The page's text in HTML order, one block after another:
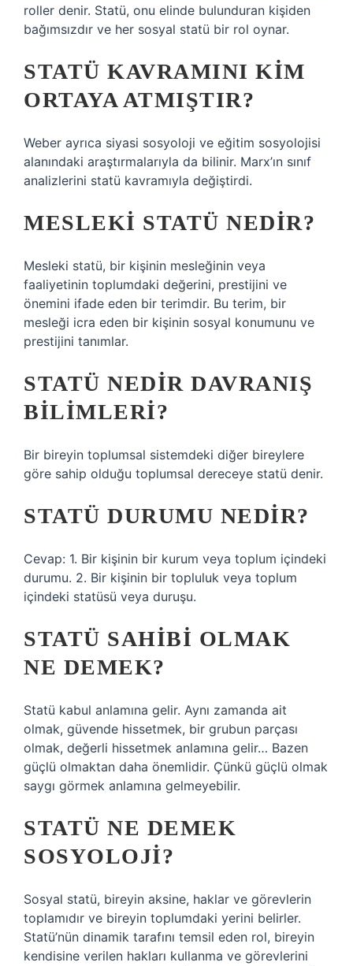
roller denir. Statü, onu elinde bulunduran kişiden
bağımsızdır ve her sosyal statü bir rol oynar.
STATÜ KAVRAMINI KIM
ORTAYA ATMIŞTIR?
Weber ayrıca siyasi sosyoloji ve eğitim sosyolojisi
alanındaki araştırmalarıyla da bilinir. Marx’ın sınıf
analizlerini statü kavramıyla değiştirdi.
MESLEKI STATÜ NEDIR?
Mesleki statü, bir kişinin mesleğinin veya
faaliyetinin toplumdaki değerini, prestijini ve
önemini ifade eden bir terimdir. Bu terim, bir
mesleği icra eden bir kişinin sosyal konumunu ve
prestijini tanımlar.
STATÜ NEDIR DAVRANIŞ
BILIMLERI?
Bir bireyin toplumsal sistemdeki diğer bireylere
göre sahip olduğu toplumsal dereceye statü denir.
STATÜ DURUMU NEDIR?
Cevap: 1. Bir kişinin bir kurum veya toplum içindeki
durumu. 2. Bir kişinin bir topluluk veya toplum
içindeki statüsü veya duruşu.
STATÜ SAHIBI OLMAK
NE DEMEK?
Statü kabul anlamına gelir. Aynı zamanda ait
olmak, güvende hissetmek, bir grubun parçası
olmak, değerli hissetmek anlamına gelir… Bazen
güçlü olmaktan daha önemlidir. Çünkü güçlü olmak
saygı görmek anlamına gelmeyebilir.
STATÜ NE DEMEK
SOSYOLOJI?
Sosyal statü, bireyin aksine, haklar ve görevlerin
toplamıdır ve bireyin toplumdaki yerini belirler.
Statü’nün dinamik tarafını temsil eden rol, bireyin
kendisine verilen hakları kullanma ve görevlerini